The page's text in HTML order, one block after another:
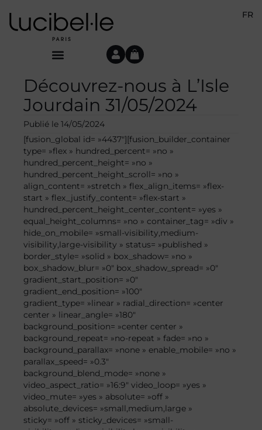
FR
Découvrez-nous à L’Isle
Jourdain 31/05/2024
Publié le 14/05/2024
[fusion_global id= »4437″][fusion_builder_container
type= »flex » hundred_percent= »no »
hundred_percent_height= »no »
hundred_percent_height_scroll= »no »
align_content= »stretch » flex_align_items= »flex-
start » flex_justify_content= »flex-start »
hundred_percent_height_center_content= »yes »
equal_height_columns= »no » container_tag= »div »
hide_on_mobile= »small-visibility,medium-
visibility,large-visibility » status= »published »
border_style= »solid » box_shadow= »no »
box_shadow_blur= »0″ box_shadow_spread= »0″
gradient_start_position= »0″
gradient_end_position= »100″
gradient_type= »linear » radial_direction= »center
center » linear_angle= »180″
background_position= »center center »
background_repeat= »no-repeat » fade= »no »
background_parallax= »none » enable_mobile= »no »
parallax_speed= »0.3″
background_blend_mode= »none »
video_aspect_ratio= »16:9″ video_loop= »yes »
video_mute= »yes » absolute= »off »
absolute_devices= »small,medium,large »
sticky= »off » sticky_devices= »small-